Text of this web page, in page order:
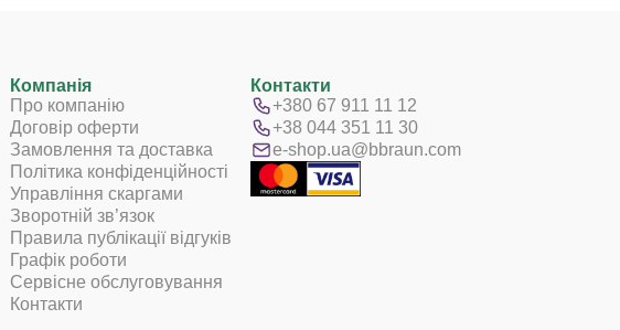
Компанія
Про компанію
Договір оферти
Замовлення та доставка
Політика конфіденційності
Управління скаргами
Зворотній зв’язок
Правила публікації відгуків
Графік роботи
Сервісне обслуговування
Контакти
Контакти
+380 67 911 11 12
+38 044 351 11 30
e-shop.ua@bbraun.com